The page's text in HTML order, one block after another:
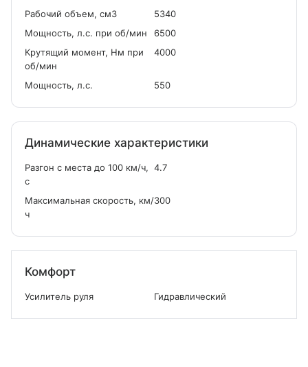
Рабочий объем, см3
5340
Мощность, л.с. при об/мин
6500
Крутящий момент, Нм при
об/мин
4000
Мощность, л.с. 550
Динамические характеристики
Разгон с места до 100 км/ч,
с
4.7
Максимальная скорость, км/
ч
300
Комфорт
Усилитель руля Гидравлический